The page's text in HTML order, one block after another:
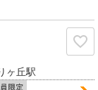
ヶ丘駅